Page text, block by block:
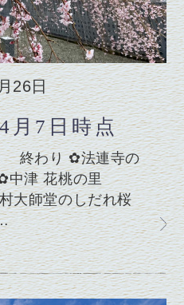
26日
月7日時点
り ✿法連寺の
津 花桃の里
師堂のしだれ桜